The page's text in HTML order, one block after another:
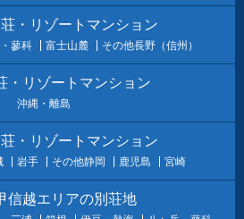
・リゾートマンション
蓼科 富士山麓 その他長野（信州）
・リゾートマンション
沖縄・離島
・リゾートマンション
岩手 その他静岡 鹿児島 宮崎
信越エリアの別荘地